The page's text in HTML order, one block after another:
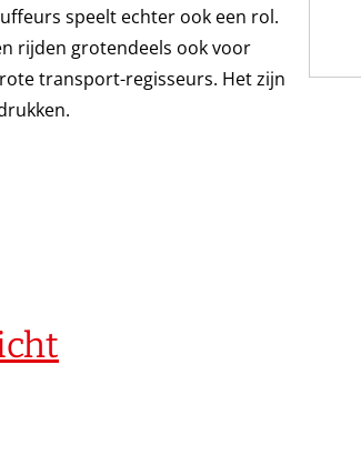
speelt echter ook een rol.
rijden grotendeels ook voor
transport-regisseurs. Het zijn